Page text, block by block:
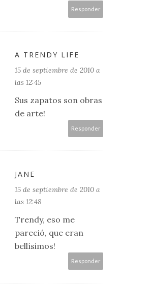
Responder
A TRENDY LIFE
15 de septiembre de 2010 a
las 12:45
Sus zapatos son obras
de arte!
Responder
JANE
15 de septiembre de 2010 a
las 12:48
Trendy, eso me
pareció, que eran
bellísimos!
Responder